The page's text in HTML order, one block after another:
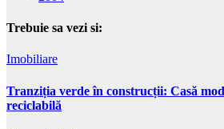
Trebuie sa vezi si:
Imobiliare
Tranziția verde în construcții: Casă
reciclabilă